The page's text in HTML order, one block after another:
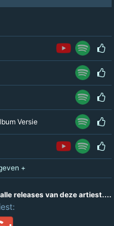
Versie
releases van deze artiest....